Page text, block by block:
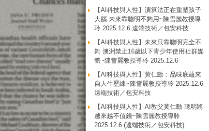
【AI科技與人性】演算法正在重塑孩子
大腦 未來靠聰明不夠用~陳雪麗教授導
聆 2025.12.6 遠端技術／包安科技
【AI科技與人性】未來只靠聰明完全不
夠 澳洲禁止16歲以下青少年使用社群媒
體~陳雪麗教授導聆 2025.12.6
【AI科技與人性】黃仁勳：品味底蘊來
自人生歷練~陳雪麗教授導聆 2025.12.6
遠端技術／包安科技
【AI科技與人性】AI教父黃仁勳 聰明將
越來越不值錢~陳雪麗教授導聆
2025.12.6 (遠端技術／包安科技)